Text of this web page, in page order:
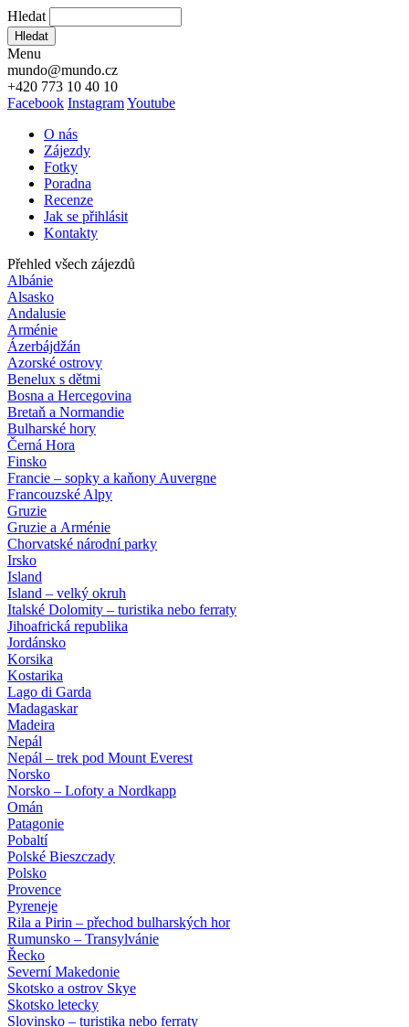
Hledat
Hledat
Menu
mundo@mundo.cz
+420 773 10 40 10
Facebook InstagramYoutube
O nás
Zájezdy
Fotky
Poradna
Recenze
Jak se přihlásit
Kontakty
Přehled všech zájezdů
Albánie
Alsasko
Andalusie
Arménie
Ázerbájdžán
Azorské ostrovy
Benelux s dětmi
Bosna a Hercegovina
Bretaň a Normandie
Bulharské hory
Černá Hora
Finsko
Francie – sopky a kaňony Auvergne
Francouzské Alpy
Gruzie
Gruzie a Arménie
Chorvatské národní parky
Irsko
Island
Island – velký okruh
Italské Dolomity – turistika nebo ferraty
Jihoafrická republika
Jordánsko
Korsika
Kostarika
Lago di Garda
Madagaskar
Madeira
Nepál
Nepál – trek pod Mount Everest
Norsko
Norsko – Lofoty a Nordkapp
Omán
Patagonie
Pobaltí
Polské Bieszczady
Polsko
Provence
Pyreneje
Rila a Pirin – přechod bulharských hor
Rumunsko – Transylvánie
Řecko
Severní Makedonie
Skotsko a ostrov Skye
Skotsko letecky
Slovinsko – turistika nebo ferraty